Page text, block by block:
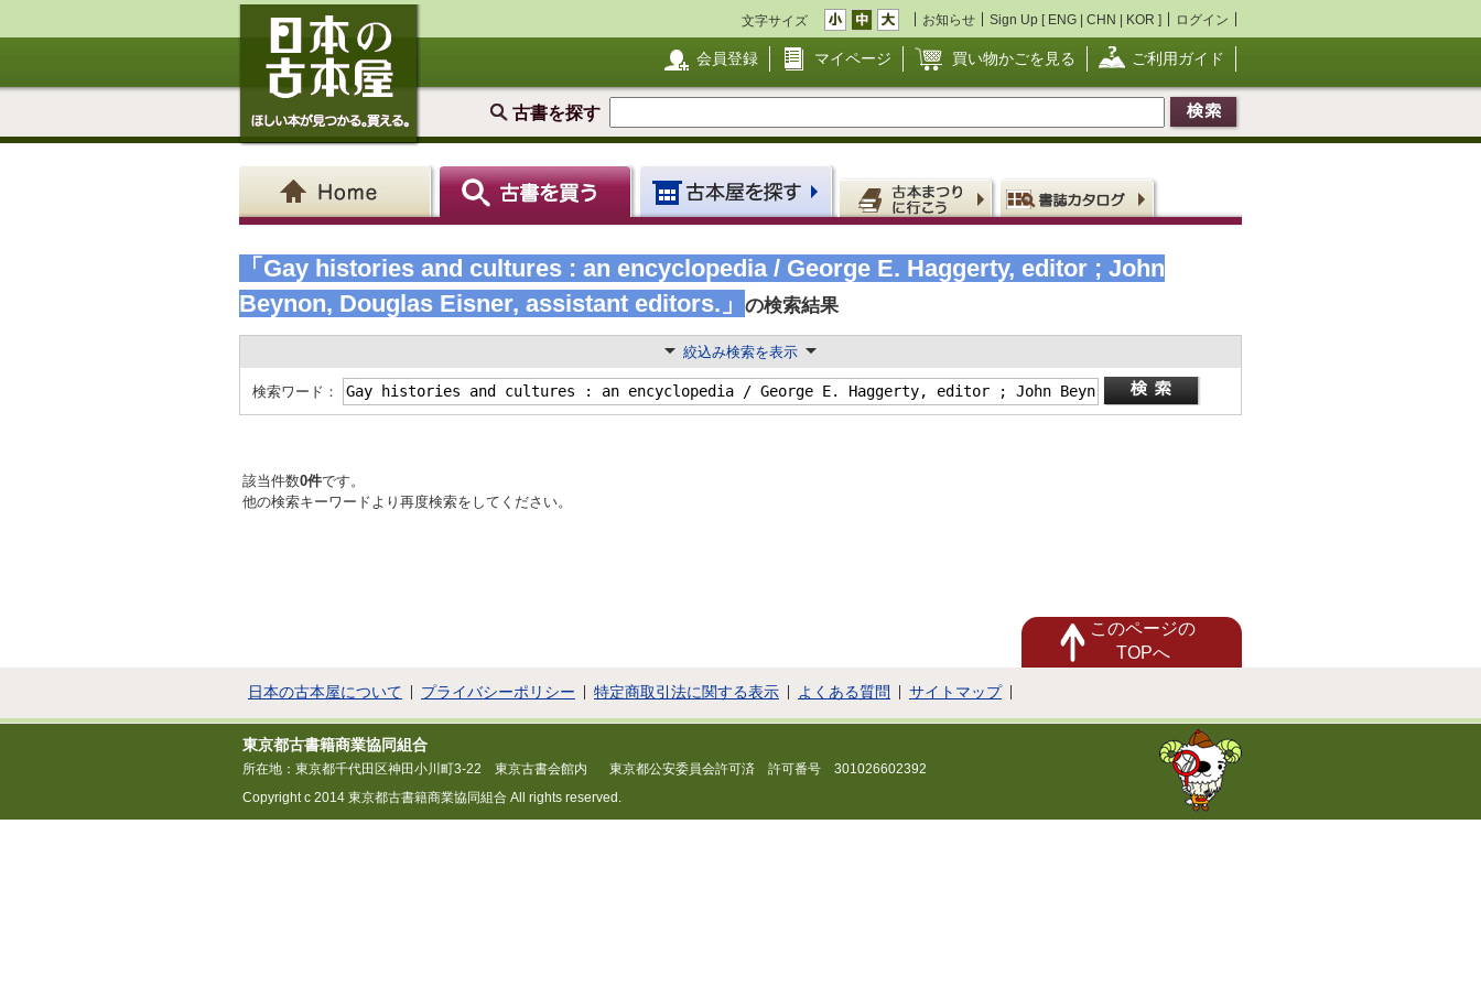
文字サイズ お知らせ Sign Up [ ENG | CHN | KOR ] ログイン
会員登録 マイページ 買い物かごを見る ご利用ガイド
古書を探す
「Gay histories and cultures : an encyclopedia / George E. Haggerty, editor ; John
Beynon, Douglas Eisner, assistant editors.」
の検索結果
絞込み検索を表示
検索ワード：
該当件数0件です。
他の検索キーワードより再度検索をしてください。
このページの
TOPへ
日本の古本屋について プライバシーポリシー 特定商取引法に関する表示 よくある質問 サイトマップ
東京都古書籍商業協同組合
所在地：東京都千代田区神田小川町3-22 東京古書会館内
東京都公安委員会許可済 許可番号 301026602392
Copyright c 2014 東京都古書籍商業協同組合 All rights reserved.